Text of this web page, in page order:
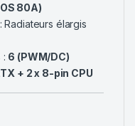
80A)
: Radiateurs élargis
: 6 (PWM/DC)
+ 2 x 8-pin CPU